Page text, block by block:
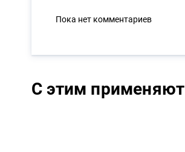
Пока нет комментариев
С этим применяют